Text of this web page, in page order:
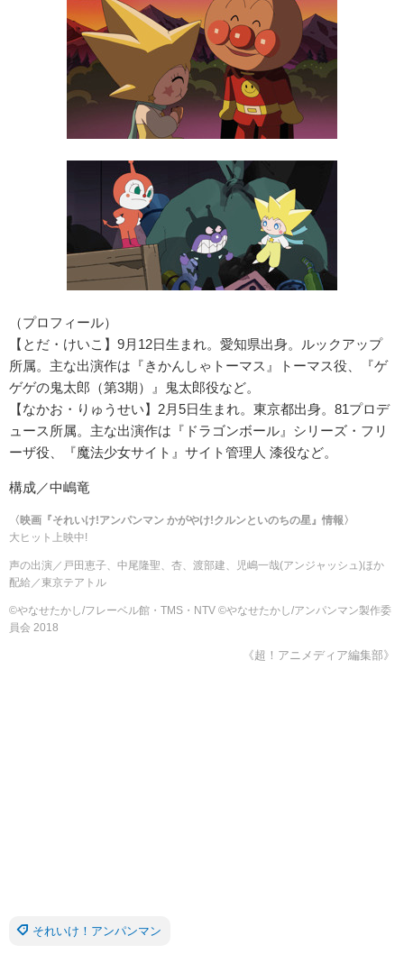
（プロフィール）
【とだ・けいこ】9月12日生まれ。愛知県出身。ルックアップ
所属。主な出演作は『きかんしゃトーマス』トーマス役、『ゲ
ゲゲの鬼太郎（第3期）』鬼太郎役など。
【なかお・りゅうせい】2月5日生まれ。東京都出身。81プロデ
ュース所属。主な出演作は『ドラゴンボール』シリーズ・フリ
ーザ役、『魔法少女サイト』サイト管理人 漆役など。
構成／中嶋竜
〈映画『それいけ!アンパンマン かがやけ!クルンといのちの星』情報〉
大ヒット上映中!
声の出演／戸田恵子、中尾隆聖、杏、渡部建、児嶋一哉(アンジャッシュ)ほか
配給／東京テアトル
©やなせたかし/フレーベル館・TMS・NTV ©やなせたかし/アンパンマン製作委
員会 2018
《超！アニメディア編集部》
それいけ！アンパンマン